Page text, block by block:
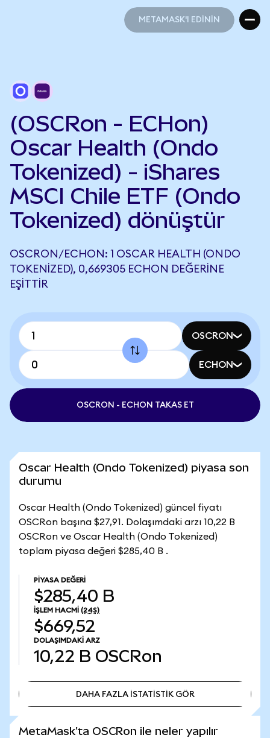
METAMASK'I EDİNİN
(OSCRon - ECHon)
Oscar Health (Ondo
Tokenized) - iShares
MSCI Chile ETF (Ondo
Tokenized) dönüştür
OSCRON/ECHON: 1 OSCAR HEALTH (ONDO
TOKENIZED), 0,669305 ECHON DEĞERINE
EŞITTIR
OSCRON
ECHON
OSCRON - ECHON TAKAS ET
Oscar Health (Ondo Tokenized) piyasa son
durumu
Oscar Health (Ondo Tokenized) güncel fiyatı
OSCRon başına $27,91. Dolaşımdaki arzı 10,22 B
OSCRon ve Oscar Health (Ondo Tokenized)
toplam piyasa değeri $285,40 B .
PIYASA DEĞERI
$285,40 B
İŞLEM HACMI (24S)
$669,52
DOLAŞIMDAKI ARZ
10,22 B OSCRon
DAHA FAZLA İSTATİSTİK GÖR
MetaMask'ta OSCRon ile neler yapılır